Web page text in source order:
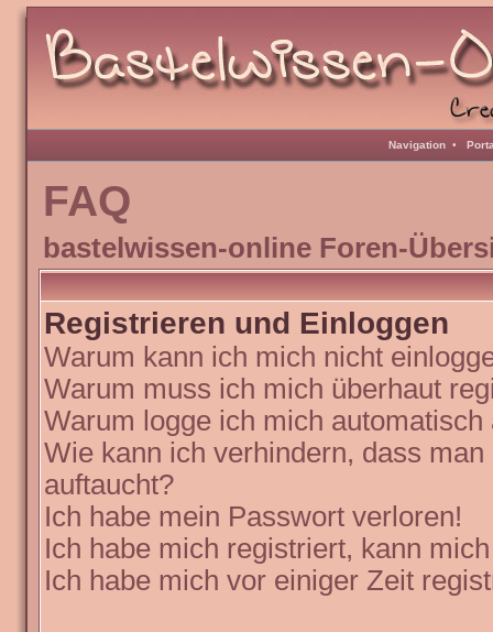
Navigation •
FAQ
bastelwissen-online Foren-
Registrieren und Einloggen
Warum kann ich mich nicht
Warum muss ich mich überhaut
Warum logge ich mich automatisch
Wie kann ich verhindern, dass
auftaucht?
Ich habe mein Passwort verloren!
Ich habe mich registriert, kann
Ich habe mich vor einiger Zeit